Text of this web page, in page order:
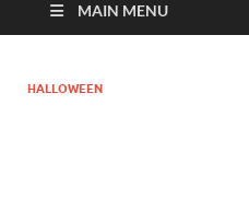
MAIN MENU
HALLOWEEN